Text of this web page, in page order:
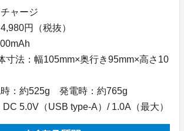
ャージ
円（税抜）
寸法：幅105mm×奥行き95mm×高さ10
：約525g 発電時：約765g
5.0V（USB type-A）/ 1.0A（最大）